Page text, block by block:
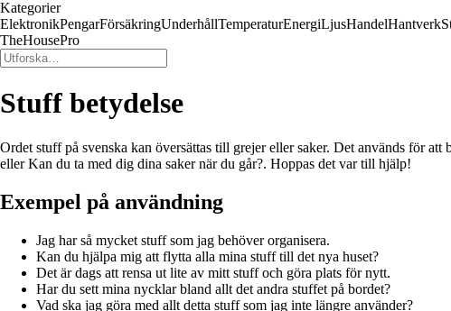
Kategorier
ElektronikPengarFörsäkringUnderhållTemperaturEnergiLjusHandelHantverk
TheHousePro
Stuff betydelse
Ordet stuff på svenska kan översättas till grejer eller saker. Det används för
eller Kan du ta med dig dina saker när du går?. Hoppas det var till hjälp!
Exempel på användning
Jag har så mycket stuff som jag behöver organisera.
Kan du hjälpa mig att flytta alla mina stuff till det nya huset?
Det är dags att rensa ut lite av mitt stuff och göra plats för nytt.
Har du sett mina nycklar bland allt det andra stuffet på bordet?
Vad ska jag göra med allt detta stuff som jag inte längre använder?